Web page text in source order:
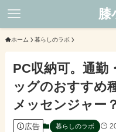
膝
ホーム 暮らしのラボ
PC収納可。通勤
ッグのおすすめ
メッセンジャー？
広告 暮らしのラボ